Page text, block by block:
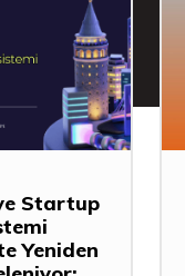
Startup
Yeniden